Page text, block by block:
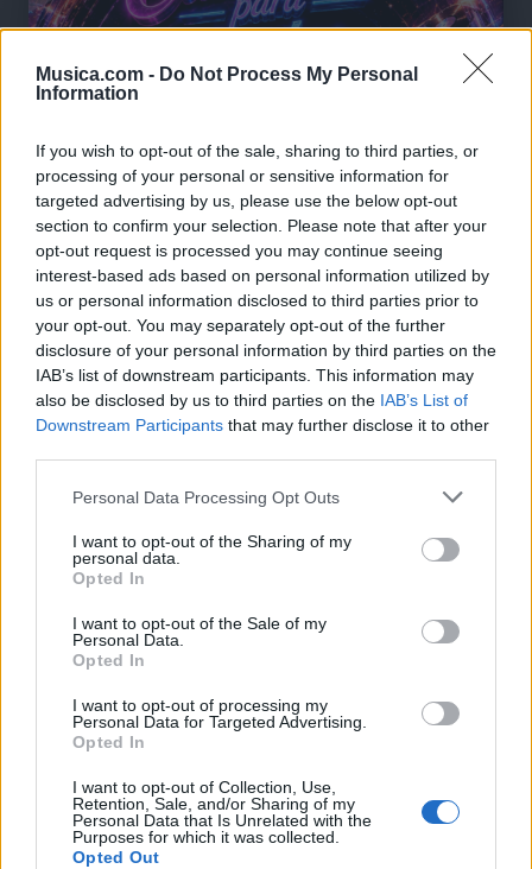
Musica.com - Do Not Process My Personal
Information
If you wish to opt-out of the sale, sharing to third parties, or
processing of your personal or sensitive information for
targeted advertising by us, please use the below opt-out
section to confirm your selection. Please note that after your
opt-out request is processed you may continue seeing
interest-based ads based on personal information utilized by
us or personal information disclosed to third parties prior to
your opt-out. You may separately opt-out of the further
disclosure of your personal information by third parties on the
IAB’s list of downstream participants. This information may
also be disclosed by us to third parties on the IAB’s List of
Downstream Participants that may further disclose it to other
Personal Data Processing Opt Outs
I want to opt-out of the Sharing of my
personal data.
Opted In
I want to opt-out of the Sale of my
Personal Data.
Opted In
I want to opt-out of processing my
Personal Data for Targeted Advertising.
Opted In
I want to opt-out of Collection, Use,
Retention, Sale, and/or Sharing of my
Personal Data that Is Unrelated with the
Purposes for which it was collected.
Opted Out
Añadir un comentario ...
🪐🚀 Canciones para Ver las Estrellas:
Psicodelia y Space Rock 🎸✨
🌌🚀 Viaje intergaláctico: la mejor selección de
psicodelia, space rock y atmósferas cósmicas para
tus noches de astronomía. 🪐🎸 Desconecta, mira
al firmamento y siente la gravedad cero. 💾 ¡Guarda
Letras Top Artistas Playlists
B C
N O P Q R S T W